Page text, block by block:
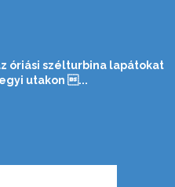
óriási szélturbina lapátokat
utakon ...